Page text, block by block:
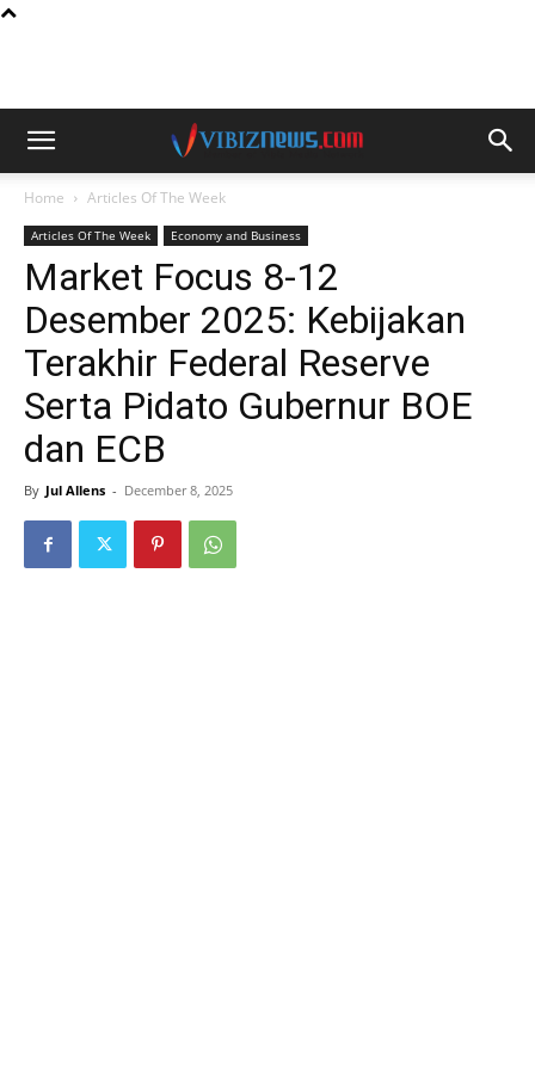
Home Articles Of The Week
Articles Of The Week Economy and Business
Market Focus 8-12
Desember 2025: Kebijakan
Terakhir Federal Reserve
Serta Pidato Gubernur BOE
dan ECB
By Jul Allens - December 8, 2025